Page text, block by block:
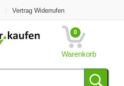
Vertrag Widerrufen
0
Warenkorb